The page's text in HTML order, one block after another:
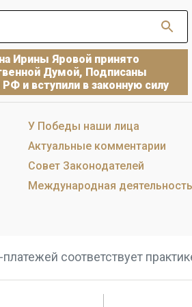
Ирины Яровой принято
Думой, Подписаны
и вступили в законную силу
У Победы наши лица
Актуальные комментарии
Совет Законодателей
Международная деятельность
соответствует